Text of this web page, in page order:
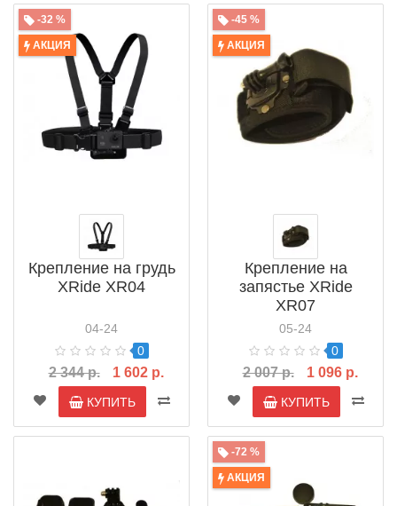
-32 %
АКЦИЯ
Крепление на грудь
XRide XR04
04-24
0
2 344 р. 1 602 р.
КУПИТЬ
-45 %
АКЦИЯ
Крепление на
запястье XRide
XR07
05-24
0
2 007 р. 1 096 р.
КУПИТЬ
-72 %
АКЦИЯ